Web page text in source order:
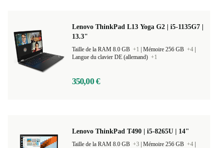
Lenovo ThinkPad L13 Yoga G2 | i5-1135G7 |
13.3"
Taille de la RAM 8.0 GB +1 Mémoire 256 GB +4
Langue du clavier DE (allemand) +1
350,00 €
Lenovo ThinkPad T490 | i5-8265U | 14"
Taille de la RAM 8.0 GB +3 Mémoire 256 GB +4